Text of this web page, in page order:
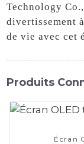
Technology
divertissement
de vie avec cet
Produits
Écran